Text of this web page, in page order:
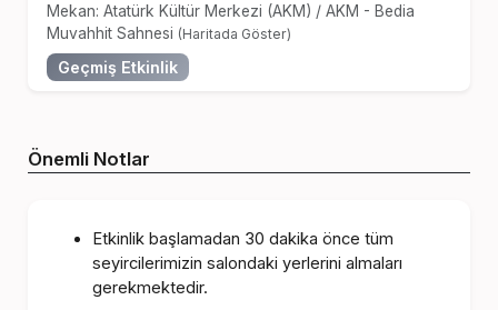
Mekan: Atatürk Kültür Merkezi (AKM) / AKM - Bedia
Muvahhit Sahnesi (Haritada Göster)
Geçmiş Etkinlik
Önemli Notlar
Etkinlik başlamadan 30 dakika önce tüm
seyircilerimizin salondaki yerlerini almaları
gerekmektedir.